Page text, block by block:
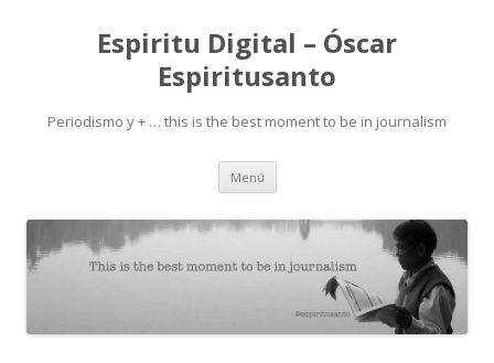
Espiritu Digital – Óscar
Espiritusanto
Periodismo y + … this is the best moment to be in journalism
Menú Ir
contenido